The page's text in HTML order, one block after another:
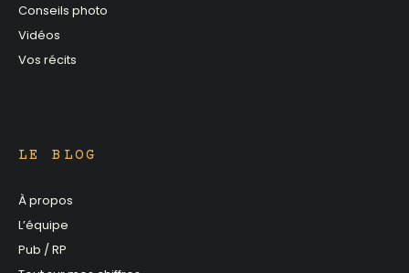
Conseils photo
Vidéos
Vos récits
LE BLOG
À propos
L’équipe
Pub / RP